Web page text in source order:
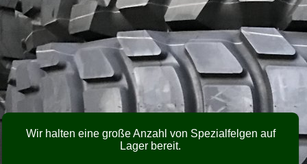
Wir halten eine große Anzahl von Spezialfelgen auf
Lager bereit.